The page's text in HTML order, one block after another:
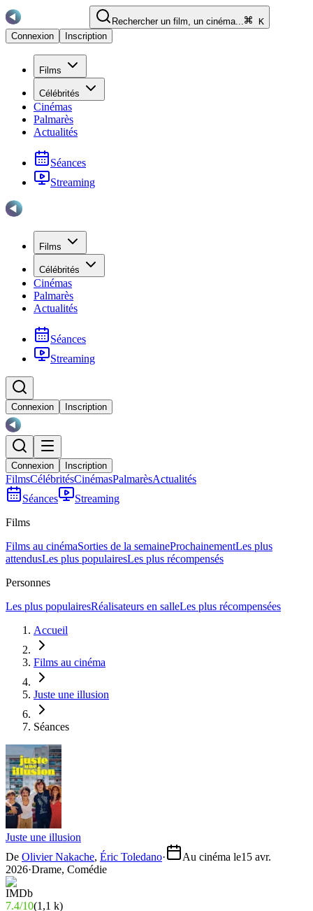
Rechercher un film, un cinéma...
K
Connexion
Inscription
Films
Célébrités
Cinémas
Palmarès
Actualités
Séances
Streaming
Films
Célébrités
Cinémas
Palmarès
Actualités
Séances
Streaming
Connexion Inscription
Connexion Inscription
FilmsCélébritésCinémasPalmarèsActualités
Séances
Streaming
Films
Films au cinémaSorties de la semaineProchainementLes plus
attendusLes plus populairesLes plus récompensés
Personnes
Les plus populairesRéalisateurs en salleLes plus récompensées
Accueil
Films au cinéma
Juste une illusion
Séances
Juste une illusion
De Olivier Nakache, Éric Toledano· Au cinéma le15 avr.
2026·Drame, Comédie
7.4/10(1,1 k)